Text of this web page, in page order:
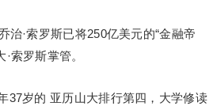
治·索罗斯已将250亿美元的“金融帝
索罗斯掌管。
37岁的 亚历山大排行第四，大学修读